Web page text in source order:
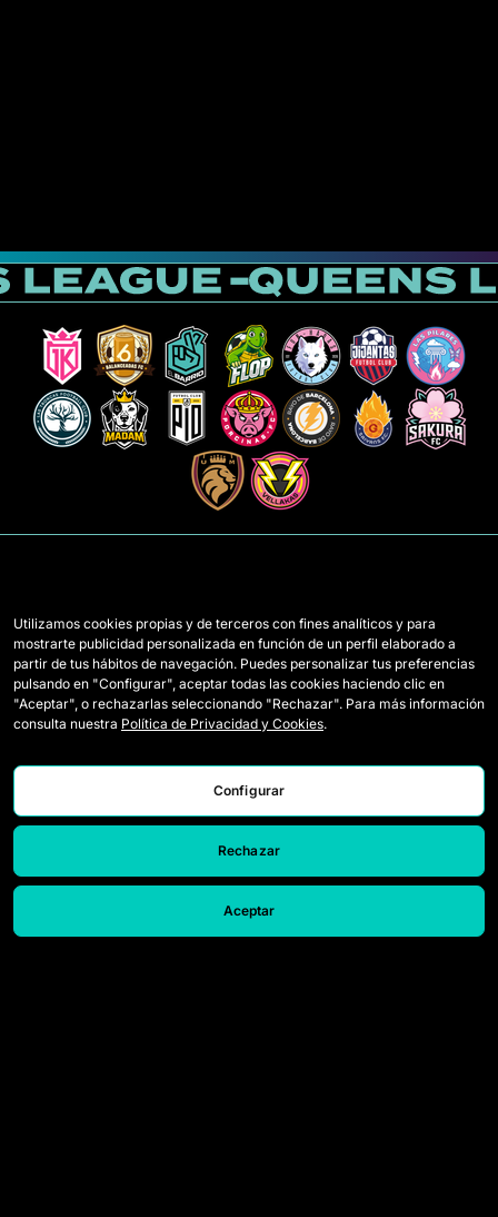
Mannschaften
Draft-Spielerinnen
Wildcards
Klassifikation
Regeln
Wie Queens gespielt wird
Tickets
Kontakt
Arbeiten Sie mit uns
Utilizamos cookies propias y de terceros con fines analíticos y para
mostrarte publicidad personalizada en función de un perfil elaborado a
partir de tus hábitos de navegación. Puedes personalizar tus preferencias
pulsando en "Configurar", aceptar todas las cookies haciendo clic en
"Aceptar", o rechazarlas seleccionando "Rechazar". Para más información
consulta nuestra Política de Privacidad y Cookies.
Configurar
Rechazar
Aceptar